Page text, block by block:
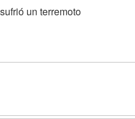
un terremoto